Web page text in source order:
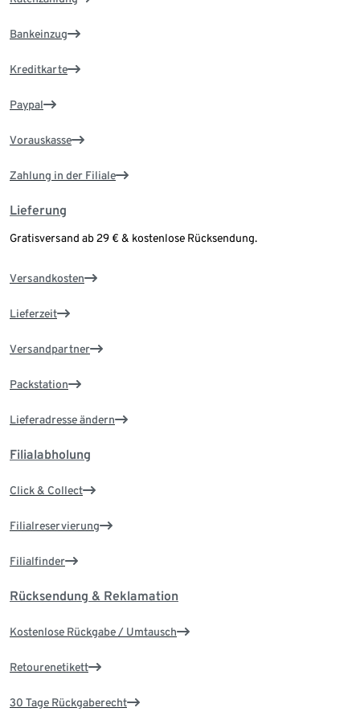
Bankeinzug
Kreditkarte
Paypal
Vorauskasse
Zahlung in der Filiale
Lieferung
Gratisversand ab 29 € & kostenlose Rücksendung.
Versandkosten
Lieferzeit
Versandpartner
Packstation
Lieferadresse ändern
Filialabholung
Click & Collect
Filialreservierung
Filialfinder
Rücksendung & Reklamation
Kostenlose Rückgabe / Umtausch
Retourenetikett
30 Tage Rückgaberecht